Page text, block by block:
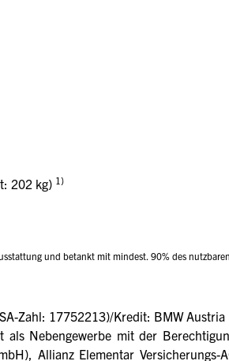
202 kg) 1)
und betankt mit mindest. 90% des
Zahl: 17752213)/Kredit: BMW
als Nebengewerbe mit der
Allianz Elementar